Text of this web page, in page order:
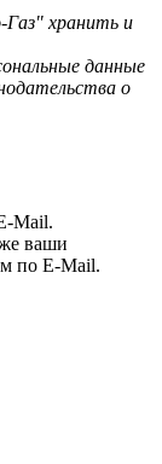
Газ" хранить и
данные
о
Mail.
ваши
по E-Mail.